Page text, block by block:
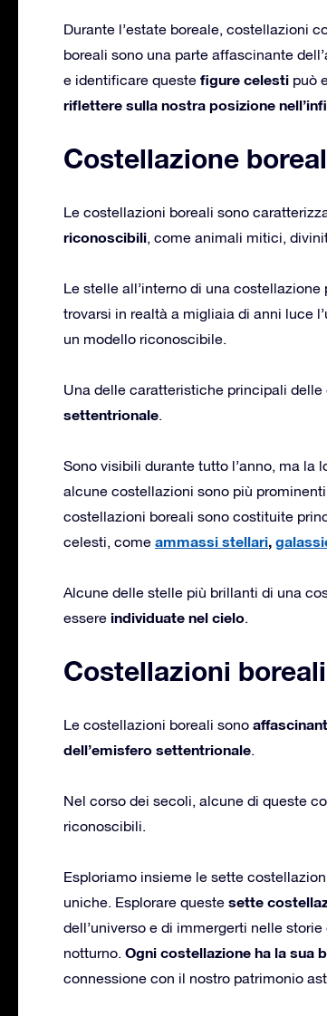
Durante l’estate boreale, costellazioni
boreali sono una parte affascinante
e identificare queste figure celesti può
riflettere sulla nostra posizione
Costellazione
Le costellazioni boreali sono
riconoscibili, come animali mitici,
Le stelle all’interno di una
trovarsi in realtà a migliaia di anni luce
un modello riconoscibile.
Una delle caratteristiche principali delle
settentrionale.
Sono visibili durante tutto l’anno, ma la
alcune costellazioni sono più
costellazioni boreali sono costituite
celesti, come ammassi stellari,
Alcune delle stelle più brillanti di una
essere individuate nel cielo.
Costellazioni
Le costellazioni boreali sono
dell’emisfero settentrionale.
Nel corso dei secoli, alcune di queste
riconoscibili.
Esploriamo insieme le sette
uniche. Esplorare queste sette
dell’universo e di immergerti nelle
notturno. Ogni costellazione ha la sua
connessione con il nostro patrimonio